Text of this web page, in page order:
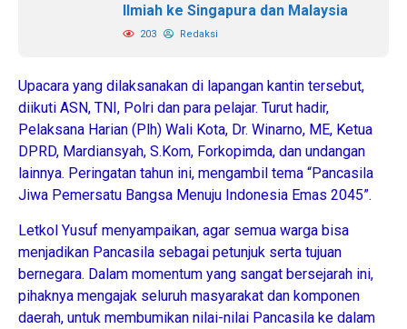
Ilmiah ke Singapura dan Malaysia
203 Redaksi
Upacara yang dilaksanakan di lapangan kantin tersebut,
diikuti ASN, TNI, Polri dan para pelajar. Turut hadir,
Pelaksana Harian (Plh) Wali Kota, Dr. Winarno, ME, Ketua
DPRD, Mardiansyah, S.Kom, Forkopimda, dan undangan
lainnya. Peringatan tahun ini, mengambil tema “Pancasila
Jiwa Pemersatu Bangsa Menuju Indonesia Emas 2045”.
Letkol Yusuf menyampaikan, agar semua warga bisa
menjadikan Pancasila sebagai petunjuk serta tujuan
bernegara. Dalam momentum yang sangat bersejarah ini,
pihaknya mengajak seluruh masyarakat dan komponen
daerah, untuk membumikan nilai-nilai Pancasila ke dalam